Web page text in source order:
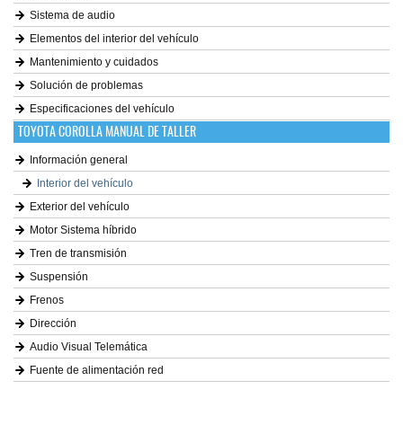
Sistema de audio
Elementos del interior del vehículo
Mantenimiento y cuidados
Solución de problemas
Especificaciones del vehículo
TOYOTA COROLLA MANUAL DE TALLER
Información general
Interior del vehículo
Exterior del vehículo
Motor Sistema híbrido
Tren de transmisión
Suspensión
Frenos
Dirección
Audio Visual Telemática
Fuente de alimentación red